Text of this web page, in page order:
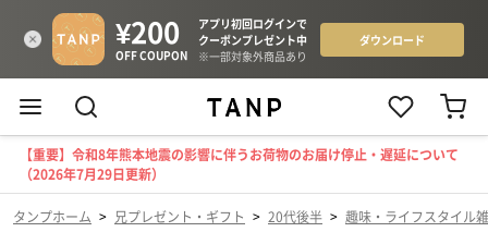
【重要】令和8年熊本地震の影響に伴うお荷物のお届け停止・遅延について
（2026年7月29日更新）
タンプホーム > 兄プレゼント・ギフト > 20代後半 > 趣味・ライフスタイル